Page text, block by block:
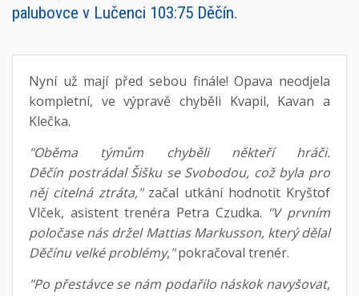
palubovce v Lučenci 103:75 Děčín.
Nyní už mají před sebou finále! Opava neodjela
kompletní, ve výpravě chyběli Kvapil, Kavan a
Klečka.
"Oběma týmům chyběli někteří hráči.
Děčín postrádal Šišku se Svobodou, což byla pro
něj citelná ztráta,"začal utkání hodnotit Kryštof
Vlček, asistent trenéra Petra Czudka. "V prvním
poločase nás držel Mattias Markusson, který dělal
Děčínu velké problémy,"pokračoval trenér.
"Po přestávce se nám podařilo náskok navyšovat,